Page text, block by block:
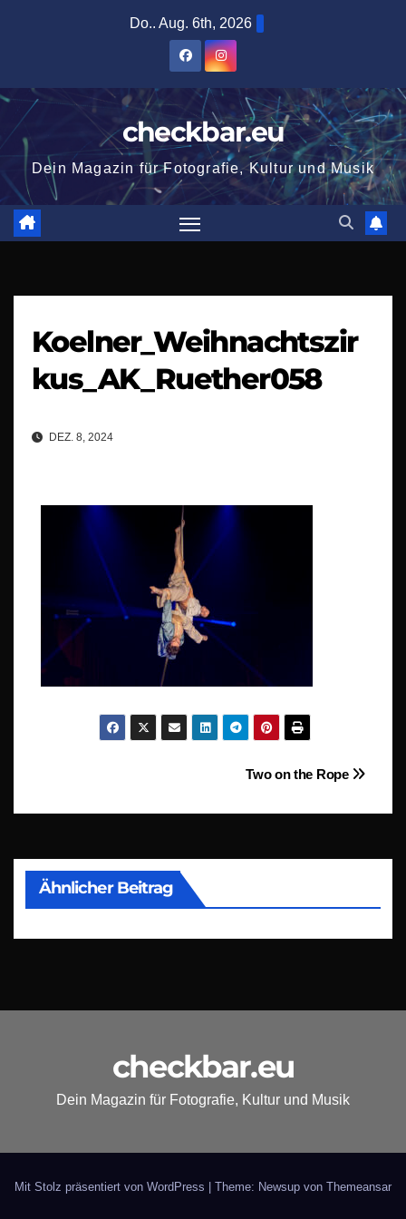
Do.. Aug. 6th, 2026
checkbar.eu
Dein Magazin für Fotografie, Kultur und Musik
Koelner_Weihnachtszir
kus_AK_Ruether058
DEZ. 8, 2024
Beitragsnavigation
Two on the Rope
Ähnlicher Beitrag
checkbar.eu
Dein Magazin für Fotografie, Kultur und Musik
Mit Stolz präsentiert von WordPress | Theme: Newsup von Themeansar